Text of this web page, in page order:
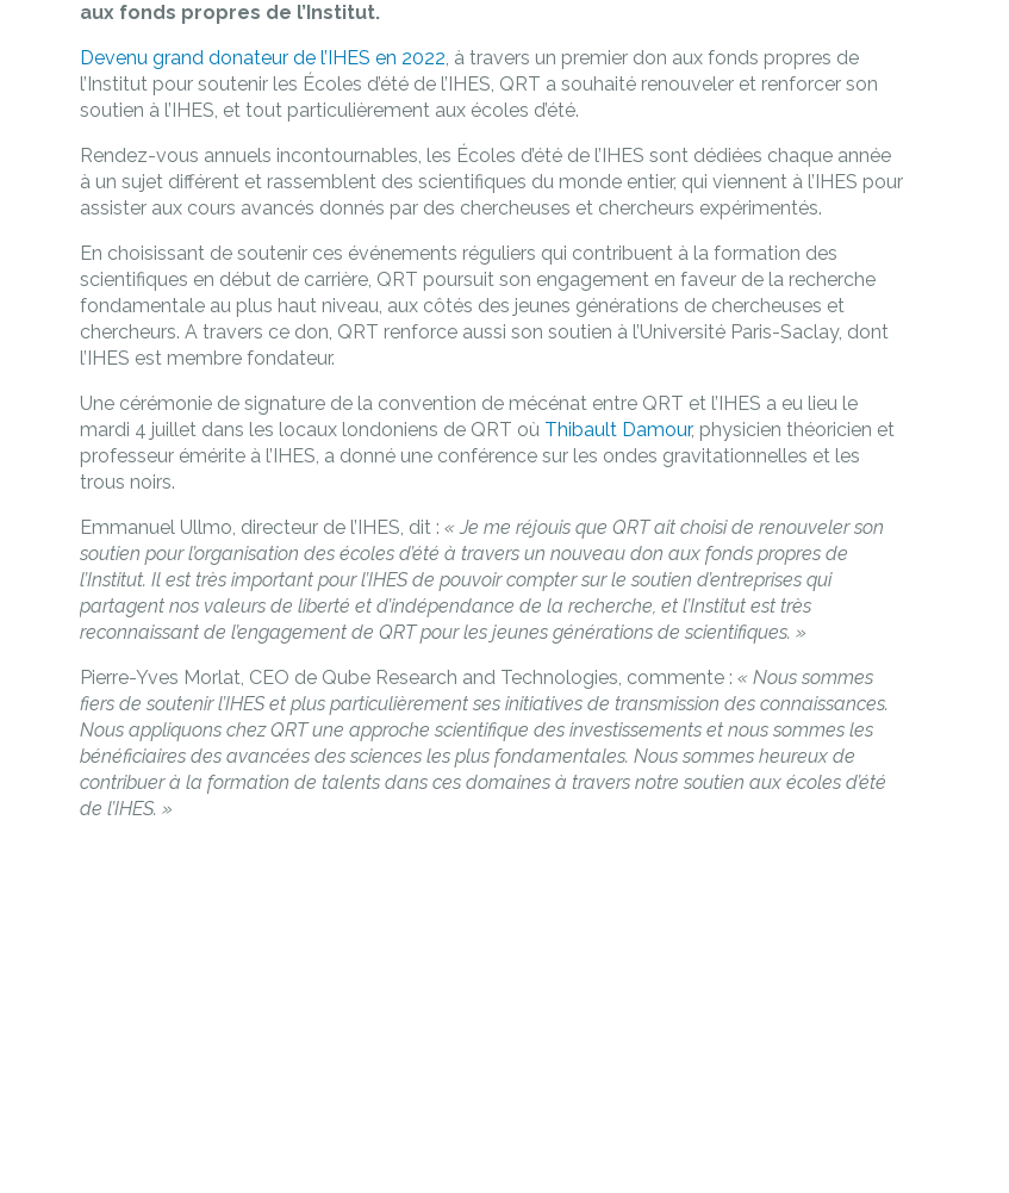
aux fonds propres de l’Institut.
Devenu grand donateur de l’IHES en 2022, à travers un premier don aux fonds propres de
l’Institut pour soutenir les Écoles d’été de l’IHES, QRT a souhaité renouveler et renforcer son
soutien à l’IHES, et tout particulièrement aux écoles d’été.
Rendez-vous annuels incontournables, les Écoles d’été de l’IHES sont dédiées chaque année
à un sujet différent et rassemblent des scientifiques du monde entier, qui viennent à l’IHES pour
assister aux cours avancés donnés par des chercheuses et chercheurs expérimentés.
En choisissant de soutenir ces événements réguliers qui contribuent à la formation des
scientifiques en début de carrière, QRT poursuit son engagement en faveur de la recherche
fondamentale au plus haut niveau, aux côtés des jeunes générations de chercheuses et
chercheurs. A travers ce don, QRT renforce aussi son soutien à l’Université Paris-Saclay, dont
l’IHES est membre fondateur.
Une cérémonie de signature de la convention de mécénat entre QRT et l’IHES a eu lieu le
mardi 4 juillet dans les locaux londoniens de QRT où Thibault Damour, physicien théoricien et
professeur émérite à l’IHES, a donné une conférence sur les ondes gravitationnelles et les
trous noirs.
Emmanuel Ullmo, directeur de l’IHES, dit : « Je me réjouis que QRT ait choisi de renouveler son
soutien pour l’organisation des écoles d’été à travers un nouveau don aux fonds propres de
l’Institut. Il est très important pour l’IHES de pouvoir compter sur le soutien d’entreprises qui
partagent nos valeurs de liberté et d’indépendance de la recherche, et l’Institut est très
reconnaissant de l’engagement de QRT pour les jeunes générations de scientifiques. »
Pierre-Yves Morlat, CEO de Qube Research and Technologies, commente :« Nous sommes
fiers de soutenir l’IHES et plus particulièrement ses initiatives de transmission des connaissances.
Nous appliquons chez QRT une approche scientifique des investissements et nous sommes les
bénéficiaires des avancées des sciences les plus fondamentales. Nous sommes heureux de
contribuer à la formation de talents dans ces domaines à travers notre soutien aux écoles d’été
de l’IHES. »